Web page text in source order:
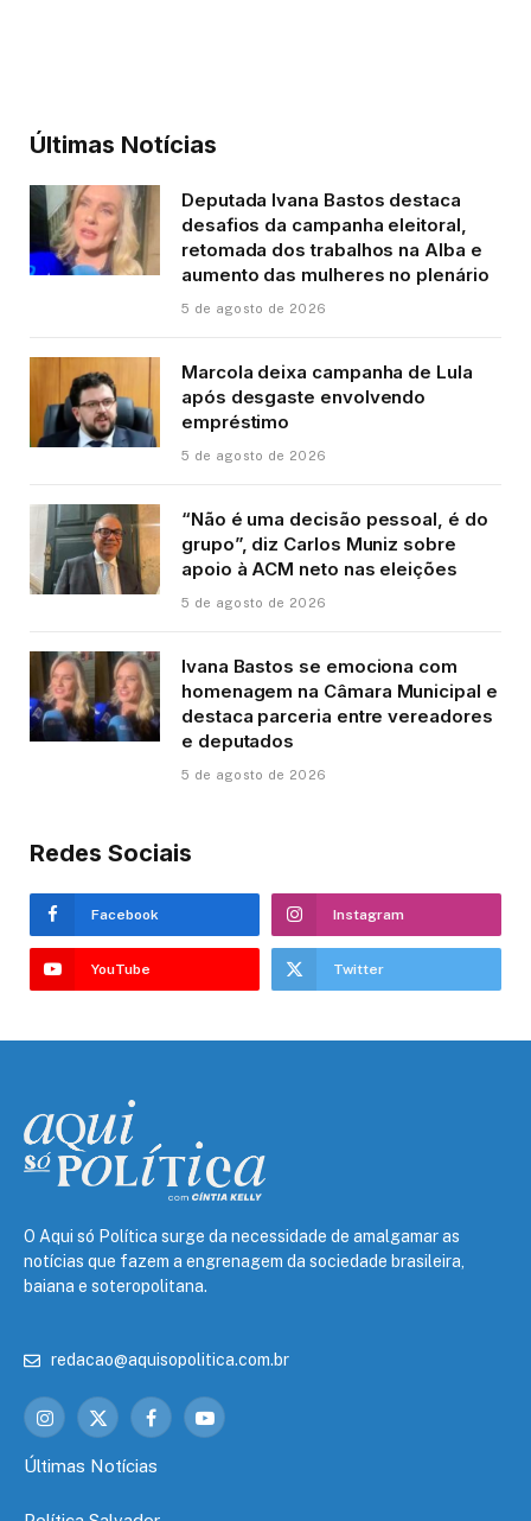
Últimas Notícias
Deputada Ivana Bastos destaca
desafios da campanha eleitoral,
retomada dos trabalhos na Alba e
aumento das mulheres no plenário
5 de agosto de 2026
Marcola deixa campanha de Lula
após desgaste envolvendo
empréstimo
5 de agosto de 2026
“Não é uma decisão pessoal, é do
grupo”, diz Carlos Muniz sobre
apoio à ACM neto nas eleições
5 de agosto de 2026
Ivana Bastos se emociona com
homenagem na Câmara Municipal e
destaca parceria entre vereadores
e deputados
5 de agosto de 2026
Redes Sociais
Facebook Instagram
YouTube Twitter
O Aqui só Política surge da necessidade de amalgamar as
notícias que fazem a engrenagem da sociedade brasileira,
baiana e soteropolitana.
redacao@aquisopolitica.com.br
Instagram
X
FacebookYouTube
Últimas Notícias